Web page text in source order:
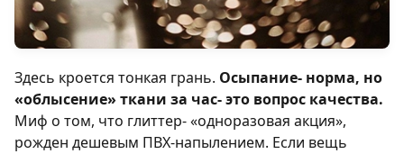
Здесь кроется тонкая грань. Осыпание- норма, но
«облысение» ткани за час- это вопрос качества.
Миф о том, что глиттер- «одноразовая акция»,
рожден дешевым ПВХ-напылением. Если вещь